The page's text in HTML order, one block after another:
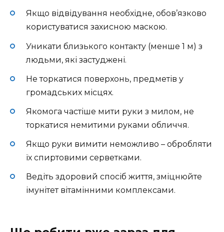
Якщо відвідування необхідне, обов’язково
користуватися захисною маскою.
Уникати близького контакту (менше 1 м) з
людьми, які застуджені.
Не торкатися поверхонь, предметів у
громадських місцях.
Якомога частіше мити руки з милом, не
торкатися немитими руками обличчя.
Якщо руки вимити неможливо – обробляти
їх спиртовими серветками.
Ведіть здоровий спосіб життя, зміцнюйте
імунітет вітамінними комплексами.